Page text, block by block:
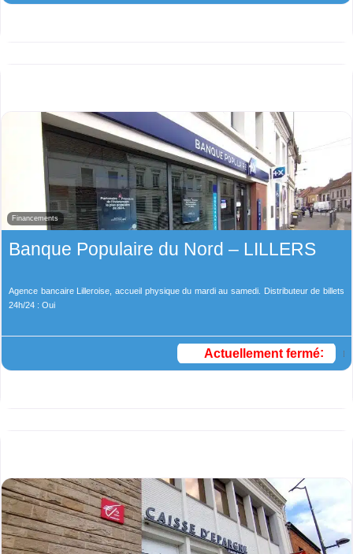
Financements
Banque Populaire du Nord – LILLERS
Agence bancaire Lilleroise, accueil physique du mardi au samedi. Distributeur de billets
24h/24 : Oui
Actuellement fermé: